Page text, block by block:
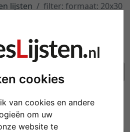
cookies
van cookies en andere
om uw
website te
lijsten filter: formaat: 20x30
alle filters resetten